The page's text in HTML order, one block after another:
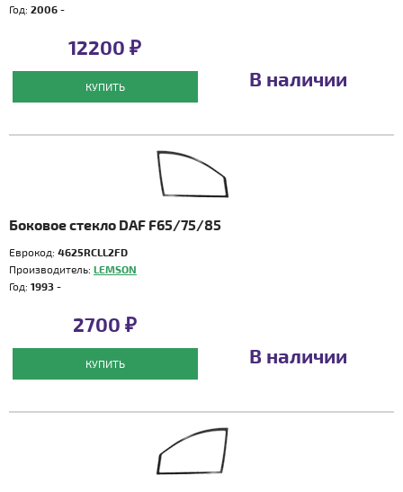
Год: 2006 -
12200 ₽
КУПИТЬ В наличии
Боковое стекло DAF F65/75/85
Еврокод: 4625RCLL2FD
Производитель: LEMSON
Год: 1993 -
2700 ₽
КУПИТЬ В наличии